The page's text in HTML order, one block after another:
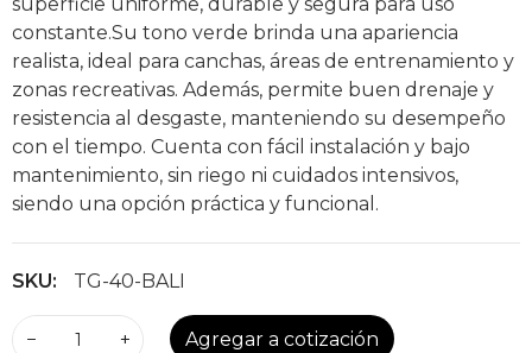
constante.Su tono verde brinda una apariencia
realista, ideal para canchas, áreas de entrenamiento y
zonas recreativas. Además, permite buen drenaje y
resistencia al desgaste, manteniendo su desempeño
con el tiempo. Cuenta con fácil instalación y bajo
mantenimiento, sin riego ni cuidados intensivos,
siendo una opción práctica y funcional.
SKU: TG-40-BALI
− + Agregar a cotización